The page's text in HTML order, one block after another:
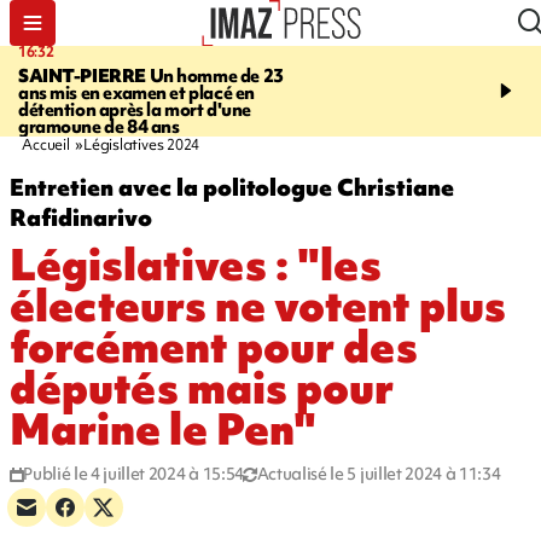
16:32
SAINT-PIERREUn homme de 23
ans mis en examen et placé en
détention après la mort d'une
gramoune de 84 ans
21:08
et Turquie scellent un
Accueil Législatives 2024
Entretien avec la politologue Christiane
Rafidinarivo
Législatives : "les
électeurs ne votent plus
forcément pour des
députés mais pour
Marine le Pen"
Publié le 4 juillet 2024 à 15:54 Actualisé le 5 juillet 2024 à 11:34